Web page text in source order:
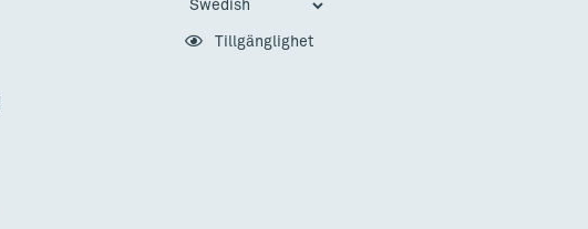
Tillgänglighet